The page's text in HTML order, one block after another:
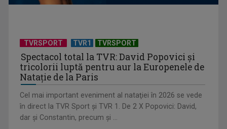
TELEȘCOALA: Limba germană, lecția 4 / VIDEO
TVRSPORT TVR1 TVRSPORT
Spectacol total la TVR: David Popovici și
tricolorii luptă pentru aur la Europenele de
Natație de la Paris
Cel mai important eveniment al nataţiei în 2026 se vede
în direct la TVR Sport şi TVR 1. De 2 X Popovici: David,
dar şi Constantin, precum şi ...